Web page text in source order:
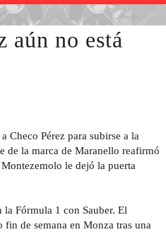
aún no está
Pérez para subirse a la
de la marca de Maranello reafirmó
le dejó la puerta
la Fórmula 1 con Sauber. El
de semana en Monza tras una